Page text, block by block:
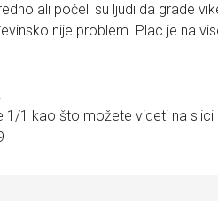
ali počeli su ljudi da grade
nije problem. Plac je na
1/1 kao što možete videti na